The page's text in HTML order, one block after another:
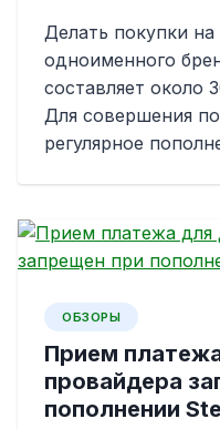
Делать покупки
одноименного
составляет около
Для совершения
регулярное
ОБЗОРЫ
Прием
провайдера
пополнении